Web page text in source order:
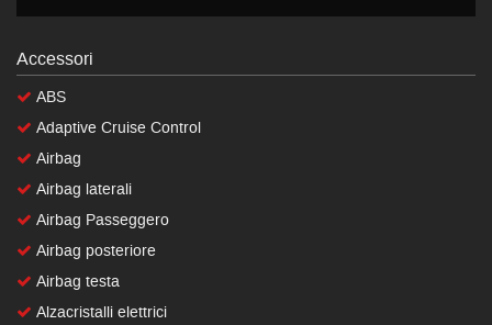
Accessori
ABS
Adaptive Cruise Control
Airbag
Airbag laterali
Airbag Passeggero
Airbag posteriore
Airbag testa
Alzacristalli elettrici